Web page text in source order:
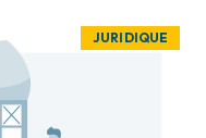
JURIDIQUE